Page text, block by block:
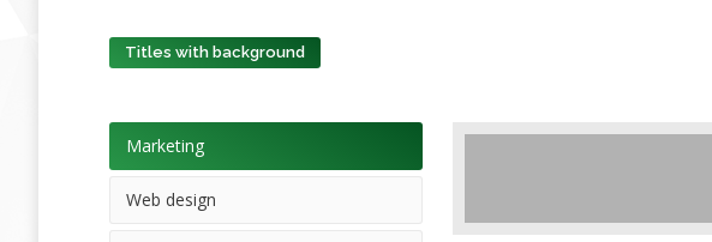
Titles with background
Marketing
Web design